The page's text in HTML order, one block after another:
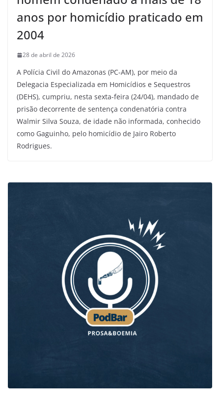
anos por homicídio praticado em
2004
28 de abril de 2026
A Polícia Civil do Amazonas (PC-AM), por meio da
Delegacia Especializada em Homicídios e Sequestros
(DEHS), cumpriu, nesta sexta-feira (24/04), mandado de
prisão decorrente de sentença condenatória contra
Walmir Silva Souza, de idade não informada, conhecido
como Gaguinho, pelo homicídio de Jairo Roberto
Rodrigues.